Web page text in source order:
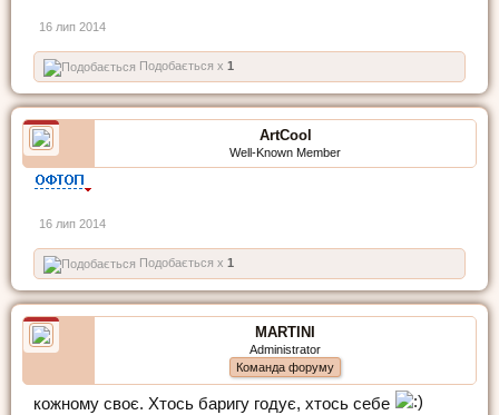
16 лип 2014
Подобається x 1
ArtCool
Well-Known Member
16 лип 2014
Подобається x 1
MARTINI
Administrator
Команда форуму
кожному своє. Хтось баригу годує, хтось себе